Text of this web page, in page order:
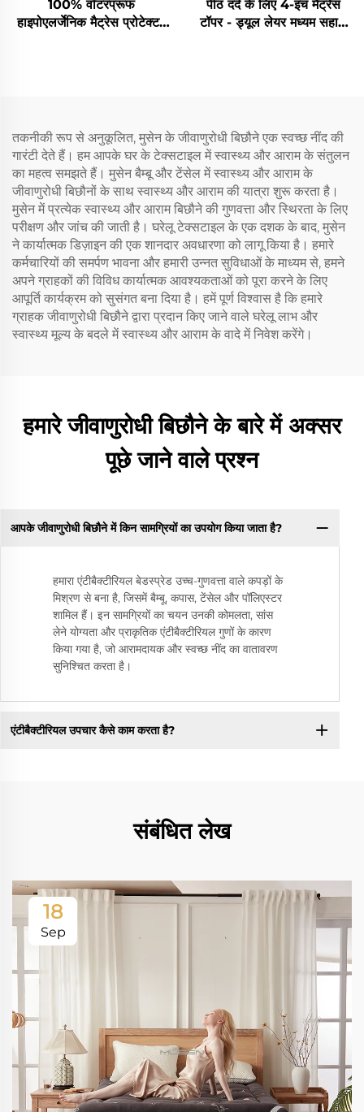
100% वॉटरप्रूफ
हाइपोएलर्जेनिक मैट्रेस प्रोटेक्टर
पीठ दर्द के लिए 4-इंच मैट्रेस
टॉपर - ड्यूल लेयर मध्यम सहारा
तकनीकी रूप से अनुकूलित, मुसेन के जीवाणुरोधी बिछौने एक स्वच्छ नींद की
गारंटी देते हैं। हम आपके घर के टेक्सटाइल में स्वास्थ्य और आराम के संतुलन
का महत्व समझते हैं। मुसेन बैम्बू और टेंसेल में स्वास्थ्य और आराम के
जीवाणुरोधी बिछौनों के साथ स्वास्थ्य और आराम की यात्रा शुरू करता है।
मुसेन में प्रत्येक स्वास्थ्य और आराम बिछौने की गुणवत्ता और स्थिरता के लिए
परीक्षण और जांच की जाती है। घरेलू टेक्सटाइल के एक दशक के बाद, मुसेन
ने कार्यात्मक डिज़ाइन की एक शानदार अवधारणा को लागू किया है। हमारे
कर्मचारियों की समर्पण भावना और हमारी उन्नत सुविधाओं के माध्यम से, हमने
अपने ग्राहकों की विविध कार्यात्मक आवश्यकताओं को पूरा करने के लिए
आपूर्ति कार्यक्रम को सुसंगत बना दिया है। हमें पूर्ण विश्वास है कि हमारे
ग्राहक जीवाणुरोधी बिछौने द्वारा प्रदान किए जाने वाले घरेलू लाभ और
स्वास्थ्य मूल्य के बदले में स्वास्थ्य और आराम के वादे में निवेश करेंगे।
हमारे जीवाणुरोधी बिछौने के बारे में अक्सर
पूछे जाने वाले प्रश्न
आपके जीवाणुरोधी बिछौने में किन सामग्रियों का उपयोग किया जाता है?
हमारा एंटीबैक्टीरियल बेडस्प्रेड उच्च-गुणवत्ता वाले कपड़ों के
मिश्रण से बना है, जिसमें बैम्बू, कपास, टेंसेल और पॉलिएस्टर
शामिल हैं। इन सामग्रियों का चयन उनकी कोमलता, सांस
लेने योग्यता और प्राकृतिक एंटीबैक्टीरियल गुणों के कारण
किया गया है, जो आरामदायक और स्वच्छ नींद का वातावरण
सुनिश्चित करता है।
एंटीबैक्टीरियल उपचार कैसे काम करता है?
संबंधित लेख
18
Sep